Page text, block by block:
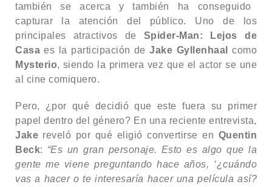
también se acerca y también ha conseguido
capturar la atención del público. Uno de los
principales atractivos de Spider-Man: Lejos de
Casa es la participación de Jake Gyllenhaalcomo
Mysterio, siendo la primera vez que el actor se une
al cine comiquero.
Pero, ¿por qué decidió que este fuera su primer
papel dentro del género? En una reciente entrevista,
Jake reveló por qué eligió convertirse en Quentin
Beck: “Es un gran personaje. Esto es algo que la
gente me viene preguntando hace años, ‘¿cuándo
vas a hacer o te interesaría hacer una película así?